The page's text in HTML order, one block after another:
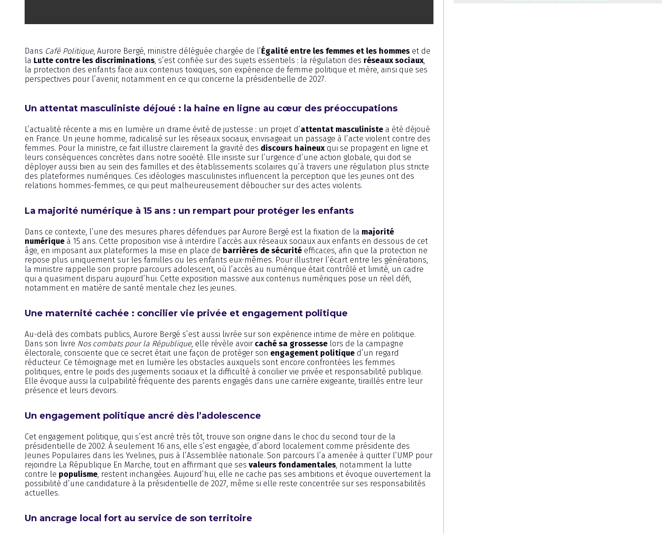
Dans Café Politique, Aurore Bergé, ministre déléguée chargée de l’Égalité entre les femmes et les hommes et de
la Lutte contre les discriminations, s’est confiée sur des sujets essentiels : la régulation des réseaux sociaux,
la protection des enfants face aux contenus toxiques, son expérience de femme politique et mère, ainsi que ses
perspectives pour l’avenir, notamment en ce qui concerne la présidentielle de 2027.
Un attentat masculiniste déjoué : la haine en ligne au cœur des préoccupations
L’actualité récente a mis en lumière un drame évité de justesse : un projet d’attentat masculiniste a été déjoué
en France. Un jeune homme, radicalisé sur les réseaux sociaux, envisageait un passage à l’acte violent contre des
femmes. Pour la ministre, ce fait illustre clairement la gravité des discours haineuxqui se propagent en ligne et
leurs conséquences concrètes dans notre société. Elle insiste sur l’urgence d’une action globale, qui doit se
déployer aussi bien au sein des familles et des établissements scolaires qu’à travers une régulation plus stricte
des plateformes numériques. Ces idéologies masculinistes influencent la perception que les jeunes ont des
relations hommes-femmes, ce qui peut malheureusement déboucher sur des actes violents.
La majorité numérique à 15 ans : un rempart pour protéger les enfants
Dans ce contexte, l’une des mesures phares défendues par Aurore Bergé est la fixation de la majorité
numérique à 15 ans. Cette proposition vise à interdire l’accès aux réseaux sociaux aux enfants en dessous de cet
âge, en imposant aux plateformes la mise en place de barrières de sécurité efficaces, afin que la protection ne
repose plus uniquement sur les familles ou les enfants eux-mêmes. Pour illustrer l’écart entre les générations,
la ministre rappelle son propre parcours adolescent, où l’accès au numérique était contrôlé et limité, un cadre
qui a quasiment disparu aujourd’hui. Cette exposition massive aux contenus numériques pose un réel défi,
notamment en matière de santé mentale chez les jeunes.
Une maternité cachée : concilier vie privée et engagement politique
Au-delà des combats publics, Aurore Bergé s’est aussi livrée sur son expérience intime de mère en politique.
Dans son livre Nos combats pour la République, elle révèle avoir caché sa grossesse lors de la campagne
électorale, consciente que ce secret était une façon de protéger son engagement politique d’un regard
réducteur. Ce témoignage met en lumière les obstacles auxquels sont encore confrontées les femmes
politiques, entre le poids des jugements sociaux et la difficulté à concilier vie privée et responsabilité publique.
Elle évoque aussi la culpabilité fréquente des parents engagés dans une carrière exigeante, tiraillés entre leur
présence et leurs devoirs.
Un engagement politique ancré dès l’adolescence
Cet engagement politique, qui s’est ancré très tôt, trouve son origine dans le choc du second tour de la
présidentielle de 2002. À seulement 16 ans, elle s’est engagée, d’abord localement comme présidente des
Jeunes Populaires dans les Yvelines, puis à l’Assemblée nationale. Son parcours l’a amenée à quitter l’UMP pour
rejoindre La République En Marche, tout en affirmant que ses valeurs fondamentales, notamment la lutte
contre le populisme, restent inchangées. Aujourd’hui, elle ne cache pas ses ambitions et évoque ouvertement la
possibilité d’une candidature à la présidentielle de 2027, même si elle reste concentrée sur ses responsabilités
actuelles.
Un ancrage local fort au service de son territoire